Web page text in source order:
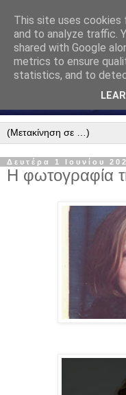
Δευτέρα 1 Ιουνίου
Η φωτογραφία
This site uses
and to analyze traffic.
shared with Google
metrics to ensure
statistics, and to